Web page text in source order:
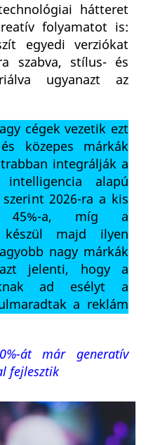
hátteret
folyamatot is:
egyedi verziókat
szabva, stílus- és
ugyanazt az
cégek vezetik ezt
közepes márkák
integrálják a
intelligencia alapú
2026-ra a kis
45%-a, míg a
készül majd ilyen
nagy márkák
jelenti, hogy a
ad esélyt a
a reklám
át már generatív
fejlesztik